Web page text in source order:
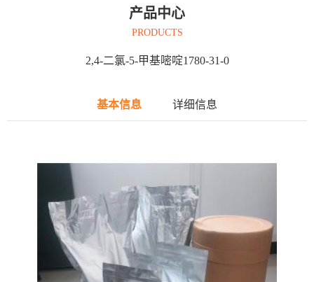
产品中心
PRODUCTS
2,4-二氯-5-甲基嘧啶1780-31-0
基本信息 详细信息